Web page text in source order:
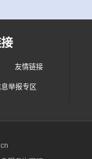
友情链接
举报专区